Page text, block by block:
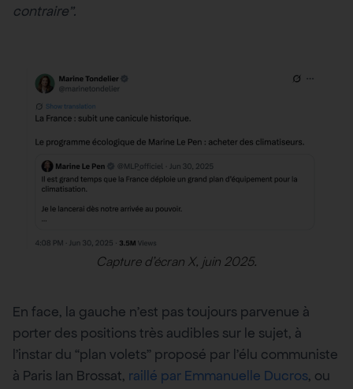
contraire”.
Capture d’écran X, juin 2025.
En face, la gauche n’est pas toujours parvenue à
porter des positions très audibles sur le sujet, à
l’instar du “plan volets” proposé par l’élu communiste
à Paris Ian Brossat, raillé par Emmanuelle Ducros, ou